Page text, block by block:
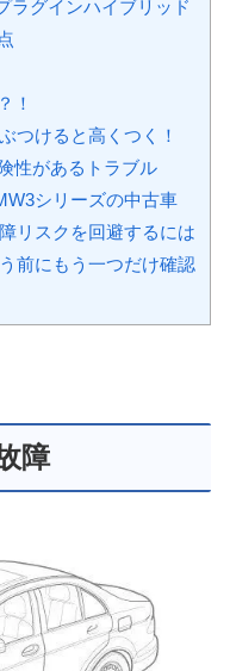
ラグインハイブリッド
！
つけると高くつく！
性があるトラブル
シリーズの中古車
リスクを回避するには
前にもう一つだけ確認
障